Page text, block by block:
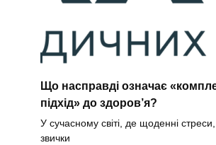
Що насправді означає
підхід» до здоров’я?
У сучасному світі, де щоденні стреси,
звички